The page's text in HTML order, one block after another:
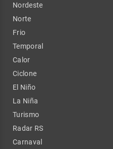
Nordeste
Norte
Frio
Temporal
Calor
Ciclone
El Niño
La Niña
Turismo
Radar RS
Carnaval